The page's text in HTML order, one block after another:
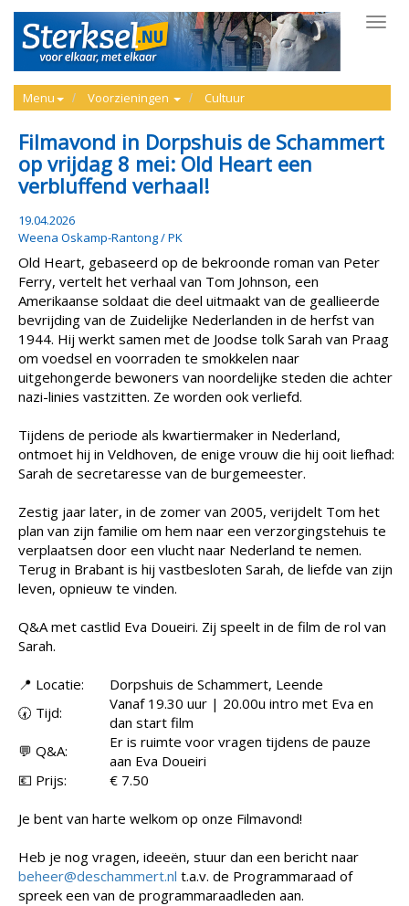
Menu Voorzieningen Cultuur
Filmavond in Dorpshuis de Schammert
op vrijdag 8 mei: Old Heart een
verbluffend verhaal!
19.04.2026
Weena Oskamp-Rantong / PK
Old Heart, gebaseerd op de bekroonde roman van Peter
Ferry, vertelt het verhaal van Tom Johnson, een
Amerikaanse soldaat die deel uitmaakt van de geallieerde
bevrijding van de Zuidelijke Nederlanden in de herfst van
1944. Hij werkt samen met de Joodse tolk Sarah van Praag
om voedsel en voorraden te smokkelen naar
uitgehongerde bewoners van noordelijke steden die achter
nazi-linies vastzitten. Ze worden ook verliefd.
Tijdens de periode als kwartiermaker in Nederland,
ontmoet hij in Veldhoven, de enige vrouw die hij ooit liefhad:
Sarah de secretaresse van de burgemeester.
Zestig jaar later, in de zomer van 2005, verijdelt Tom het
plan van zijn familie om hem naar een verzorgingstehuis te
verplaatsen door een vlucht naar Nederland te nemen.
Terug in Brabant is hij vastbesloten Sarah, de liefde van zijn
leven, opnieuw te vinden.
Q&A met castlid Eva Doueiri. Zij speelt in de film de rol van
Sarah.
📍 Locatie:
Dorpshuis de Schammert, Leende
🕢 Tijd:
Vanaf 19.30 uur | 20.00u intro met Eva en
dan start film
💬 Q&A:
Er is ruimte voor vragen tijdens de pauze
aan Eva Doueiri
💶 Prijs:
€ 7.50
Je bent van harte welkom op onze Filmavond!
Heb je nog vragen, ideeën, stuur dan een bericht naar
beheer@deschammert.nl t.a.v. de Programmaraad of
spreek een van de programmaraadleden aan.